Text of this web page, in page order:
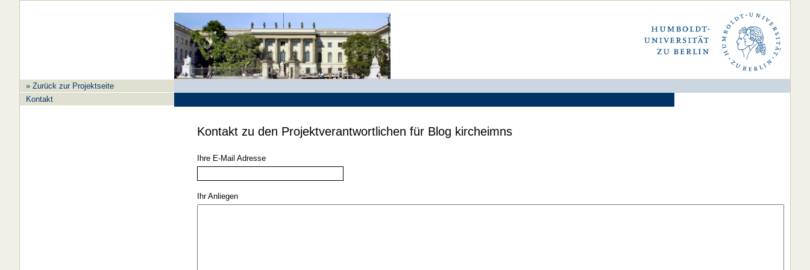
» Zurück zur Projektseite
Kontakt
Kontakt zu den Projektverantwortlichen für Blog kircheimns
Ihre E-Mail Adresse
Ihr Anliegen